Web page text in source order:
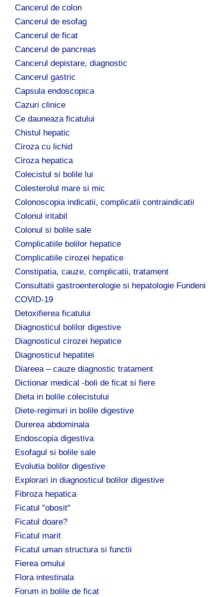
Cancerul de colon
Cancerul de esofag
Cancerul de ficat
Cancerul de pancreas
Cancerul depistare, diagnostic
Cancerul gastric
Capsula endoscopica
Cazuri clinice
Ce dauneaza ficatului
Chistul hepatic
Ciroza cu lichid
Ciroza hepatica
Colecistul si bolile lui
Colesterolul mare si mic
Colonoscopia indicatii, complicatii contraindicatii
Colonul iritabil
Colonul si bolile sale
Complicatiile bolilor hepatice
Complicatiile cirozei hepatice
Constipatia, cauze, complicatii, tratament
Consultatii gastroenterologie si hepatologie Fundeni
COVID-19
Detoxifierea ficatului
Diagnosticul bolilor digestive
Diagnosticul cirozei hepatice
Diagnosticul hepatitei
Diareea – cauze diagnostic tratament
Dictionar medical -boli de ficat si fiere
Dieta in bolile colecistului
Diete-regimuri in bolile digestive
Durerea abdominala
Endoscopia digestiva
Esofagul si bolile sale
Evolutia bolilor digestive
Explorari in diagnosticul bolilor digestive
Fibroza hepatica
Ficatul "obosit"
Ficatul doare?
Ficatul marit
Ficatul uman structura si functii
Fierea omului
Flora intestinala
Forum in bolile de ficat